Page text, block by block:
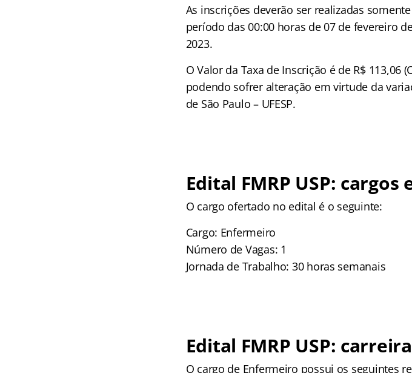
As inscrições deverão ser realizadas
período das 00:00 horas de 07 de fevereiro
2023.
O Valor da Taxa de Inscrição é de R$ 113,06
podendo sofrer alteração em virtude da
de São Paulo – UFESP.
Edital FMRP USP: cargos
O cargo ofertado no edital é o seguinte:
Cargo: Enfermeiro
Número de Vagas: 1
Jornada de Trabalho: 30 horas semanais
Edital FMRP USP: carreira
O cargo de Enfermeiro possui os seguintes